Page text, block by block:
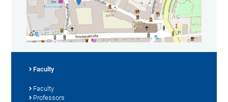
Faculty
Faculty
Professors